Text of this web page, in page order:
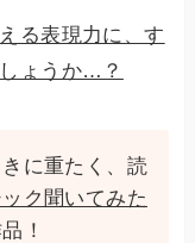
る表現力に、す
ょうか…？
に重たく、読
ック聞いてみた
！